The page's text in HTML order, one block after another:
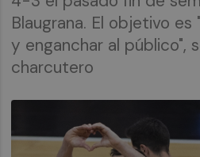
Blaugrana. El objetivo es
y enganchar al público",
charcutero